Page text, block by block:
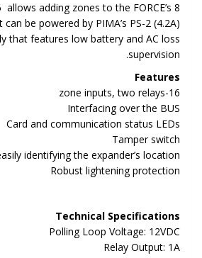
allows adding zones to the FORCE’s 8
be powered by PIMA’s PS-2 (4.2A)
that features low battery and AC loss
supervision.
Features
16-zone inputs, two relays
Interfacing over the BUS
Card and communication status LEDs
Tamper switch
identifying the expander’s location
Robust lightening protection
Technical Specifications
Polling Loop Voltage: 12VDC
Relay Output: 1A